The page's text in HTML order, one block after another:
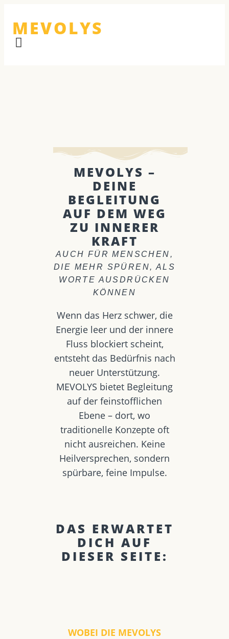
MEVOLYS
MEVOLYS –
DEINE
BEGLEITUNG
AUF DEM WEG
ZU INNERER
KRAFT
AUCH FÜR MENSCHEN,
DIE MEHR SPÜREN, ALS
WORTE AUSDRÜCKEN
KÖNNEN
Wenn das Herz schwer, die
Energie leer und der innere
Fluss blockiert scheint,
entsteht das Bedürfnis nach
neuer Unterstützung.
MEVOLYS bietet Begleitung
auf der feinstofflichen
Ebene – dort, wo
traditionelle Konzepte oft
nicht ausreichen. Keine
Heilversprechen, sondern
spürbare, feine Impulse.
DAS ERWARTET
DICH AUF
DIESER SEITE:
WOBEI DIE MEVOLYS